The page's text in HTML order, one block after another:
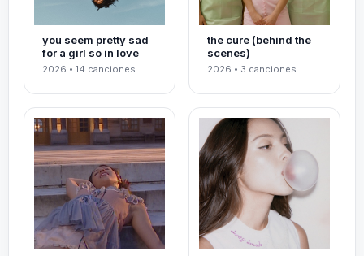
you seem pretty sad
for a girl so in love
2026 • 14 canciones
the cure (behind the
scenes)
2026 • 3 canciones